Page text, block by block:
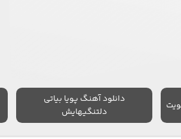
دانلود آهنگ پویا بیاتی
دلتنگیهایش